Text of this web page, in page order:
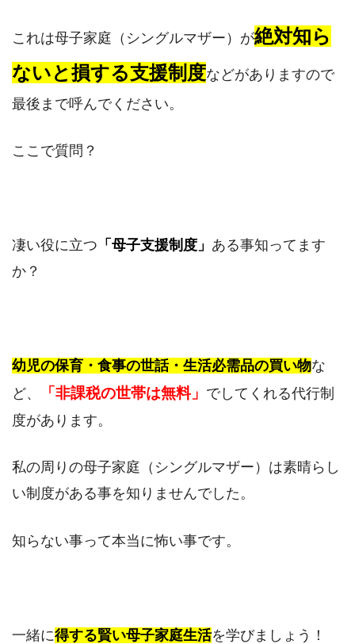
これは母子家庭（シングルマザー）が絶対知ら
ないと損する支援制度などがありますので
最後まで呼んでください。
ここで質問？
凄い役に立つ 「母子支援制度」 ある事知ってます
か？
幼児の保育・食事の世話・生活必需品の買い物な
ど、
「非課税の世帯は無料」 でしてくれる代行制
度があります。
私の周りの母子家庭（シングルマザー）は素晴らし
い制度がある事を知りませんでした。
知らない事って本当に怖い事です。
一緒に得する賢い母子家庭生活を学びましょう！